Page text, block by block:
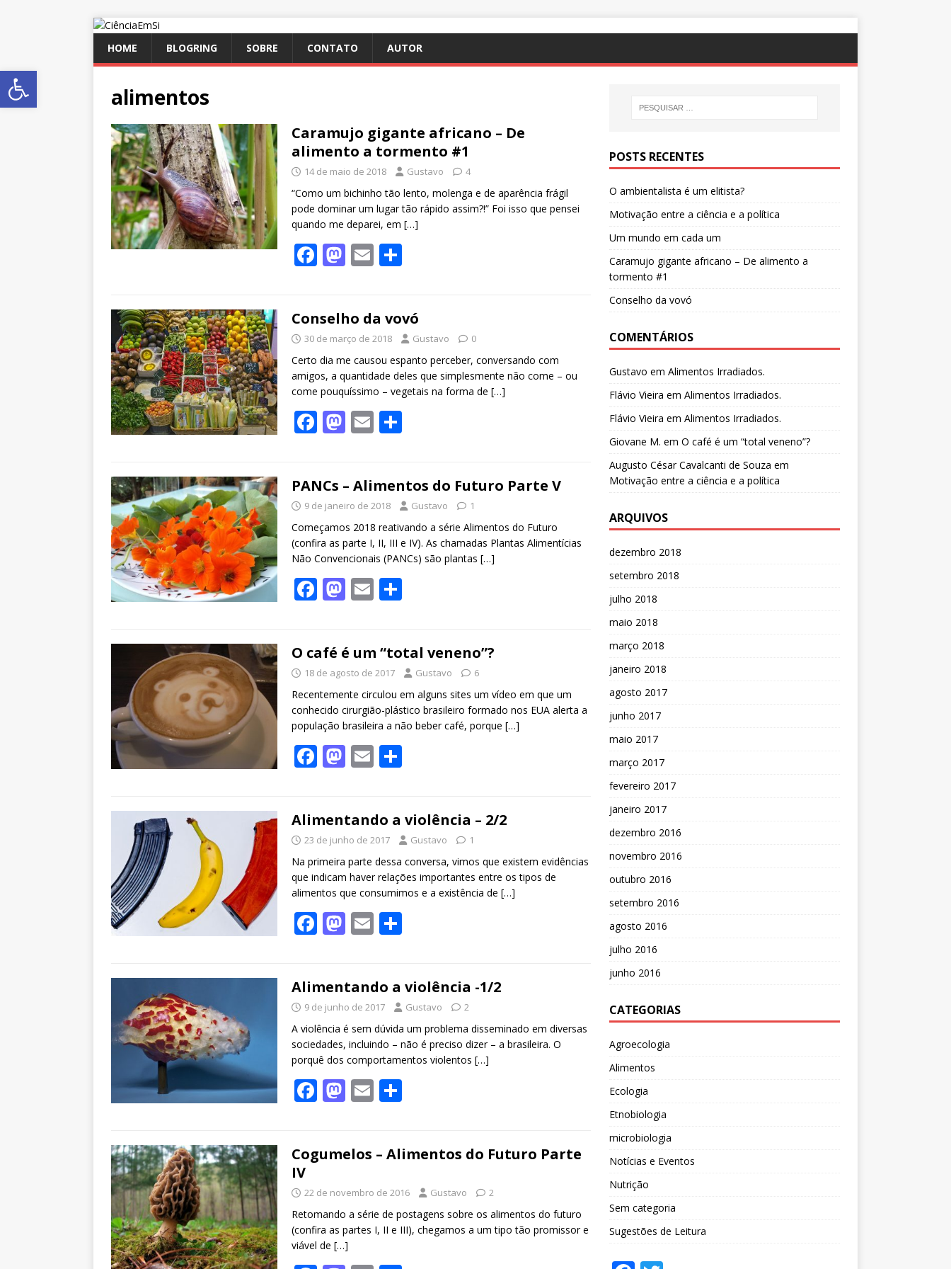
Abrir a barra de ferramentas
HOME BLOGRING SOBRE CONTATO AUTOR
alimentos
Caramujo gigante africano – De
alimento a tormento #1
14 de maio de 2018 Gustavo 4
“Como um bichinho tão lento, molenga e de aparência frágil
pode dominar um lugar tão rápido assim?!” Foi isso que pensei
quando me deparei, em […]
F
b
o
o
k
M
d
o
n
E
l e
Conselho da vovó
30 de março de 2018 Gustavo 0
Certo dia me causou espanto perceber, conversando com
amigos, a quantidade deles que simplesmente não come – ou
come pouquíssimo – vegetais na forma de […]
F
b
o
o
k
M
d
o
n
E
l e
PANCs – Alimentos do Futuro Parte V
9 de janeiro de 2018 Gustavo 1
Começamos 2018 reativando a série Alimentos do Futuro
(confira as parte I, II, III e IV). As chamadas Plantas Alimentícias
Não Convencionais (PANCs) são plantas […]
F
b
o
o
k
M
d
o
n
E
l e
O café é um “total veneno”?
18 de agosto de 2017 Gustavo 6
Recentemente circulou em alguns sites um vídeo em que um
conhecido cirurgião-plástico brasileiro formado nos EUA alerta a
população brasileira a não beber café, porque […]
F
b
o
o
k
M
d
o
n
E
l e
Alimentando a violência – 2/2
23 de junho de 2017 Gustavo 1
Na primeira parte dessa conversa, vimos que existem evidências
que indicam haver relações importantes entre os tipos de
alimentos que consumimos e a existência de […]
F
b
o
o
k
M
d
o
n
E
l e
Alimentando a violência -1/2
9 de junho de 2017 Gustavo 2
A violência é sem dúvida um problema disseminado em diversas
sociedades, incluindo – não é preciso dizer – a brasileira. O
porquê dos comportamentos violentos […]
F
b
o
o
k
M
d
n
E
l e
Cogumelos – Alimentos do Futuro Parte
IV
22 de novembro de 2016 Gustavo 2
Retomando a série de postagens sobre os alimentos do futuro
(confira as partes I, II e III), chegamos a um tipo tão promissor e
viável de […]
POSTS RECENTES
O ambientalista é um elitista?
Motivação entre a ciência e a política
Um mundo em cada um
Caramujo gigante africano – De alimento a
tormento #1
Conselho da vovó
COMENTÁRIOS
Gustavo em Alimentos Irradiados.
Flávio Vieira em Alimentos Irradiados.
Flávio Vieira em Alimentos Irradiados.
Giovane M. em O café é um “total veneno”?
Augusto César Cavalcanti de Souza em
Motivação entre a ciência e a política
ARQUIVOS
dezembro 2018
setembro 2018
julho 2018
maio 2018
março 2018
janeiro 2018
agosto 2017
junho 2017
maio 2017
março 2017
fevereiro 2017
janeiro 2017
dezembro 2016
novembro 2016
outubro 2016
setembro 2016
agosto 2016
julho 2016
junho 2016
CATEGORIAS
Agroecologia
Alimentos
Ecologia
Etnobiologia
microbiologia
Notícias e Eventos
Nutrição
Sem categoria
Sugestões de Leitura